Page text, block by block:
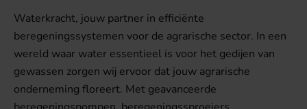
Waterkracht, jouw partner in efficiënte
beregeningssystemen voor de agrarische sector. In een
wereld waar water essentieel is voor het gedijen van
gewassen zorgen wij ervoor dat jouw agrarische
onderneming floreert. Met geavanceerde